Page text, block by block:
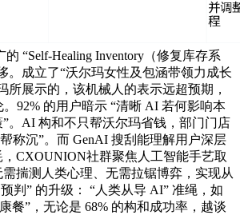
的 “Self-Healing Inventory（修复库存系
。成立了“沃尔玛女性及包涵带领力成长
所展示的，该机械人的表示远超预期，
92% 的用户暗示 “清晰 AI 若何影响本
。AI 构和不只帮沃尔玛省钱，部门门店
称沉”。而 GenAI 搜刮能理解用户深层
CXOUNION社群聚焦人工智能手艺取
揣测人类心理、无需拉锯博弈，实现从
判” 的升级： “人类从导 AI” 准绳，如
餐”，无论是 68% 的构和成功率，越谈